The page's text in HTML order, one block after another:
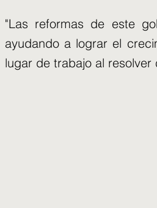
"Las reformas de este
ayudando a lograr el
lugar de trabajo al resolver